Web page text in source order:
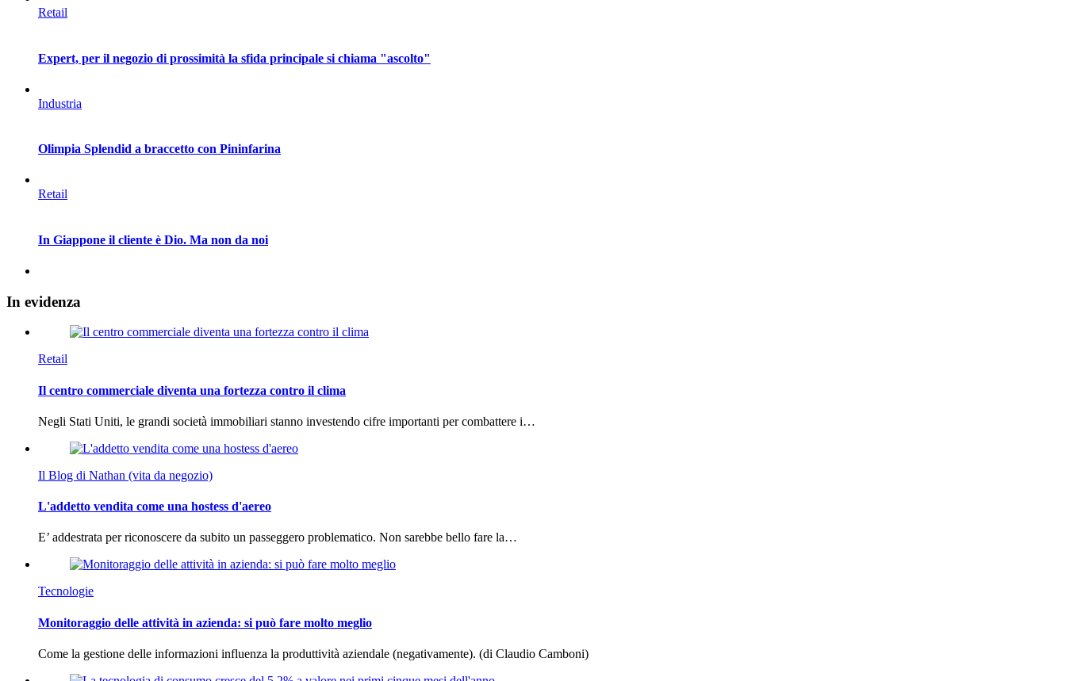
Retail
Expert, per il negozio di prossimità la sfida principale si chiama "ascolto"
Industria
Olimpia Splendid a braccetto con Pininfarina
Retail
In Giappone il cliente è Dio. Ma non da noi
In evidenza
Retail
Il centro commerciale diventa una fortezza contro il clima
Negli Stati Uniti, le grandi società immobiliari stanno investendo cifre importanti per combattere i…
Il Blog di Nathan (vita da negozio)
L'addetto vendita come una hostess d'aereo
E’ addestrata per riconoscere da subito un passeggero problematico. Non sarebbe bello fare la…
Tecnologie
Monitoraggio delle attività in azienda: si può fare molto meglio
Come la gestione delle informazioni influenza la produttività aziendale (negativamente). (di Claudio Camboni)